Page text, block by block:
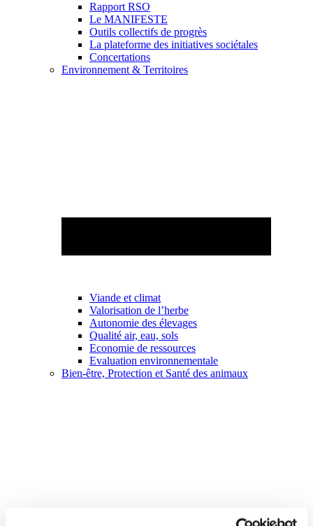
Rapport RSO
Le MANIFESTE
Outils collectifs de progrès
La plateforme des initiatives sociétales
Concertations
Environnement & Territoires
Viande et climat
Valorisation de l’herbe
Autonomie des élevages
Qualité air, eau, sols
Economie de ressources
Evaluation environnementale
Bien-être, Protection et Santé des animaux